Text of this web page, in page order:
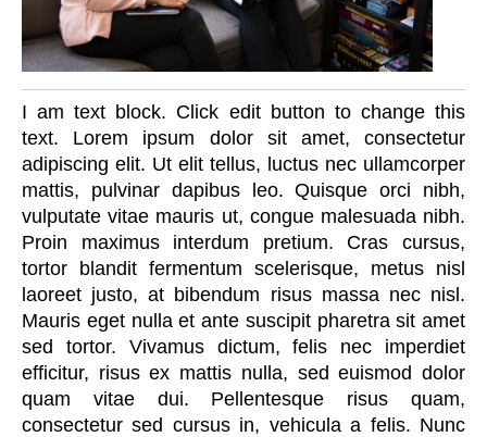
I am text block. Click edit button to change this
text. Lorem ipsum dolor sit amet, consectetur
adipiscing elit. Ut elit tellus, luctus nec ullamcorper
mattis, pulvinar dapibus leo. Quisque orci nibh,
vulputate vitae mauris ut, congue malesuada nibh.
Proin maximus interdum pretium. Cras cursus,
tortor blandit fermentum scelerisque, metus nisl
laoreet justo, at bibendum risus massa nec nisl.
Mauris eget nulla et ante suscipit pharetra sit amet
sed tortor. Vivamus dictum, felis nec imperdiet
efficitur, risus ex mattis nulla, sed euismod dolor
quam vitae dui. Pellentesque risus quam,
consectetur sed cursus in, vehicula a felis. Nunc